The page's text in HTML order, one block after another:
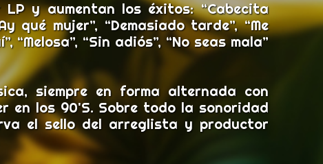
LP y aumentan los éxitos: “Cabecita
qué mujer”, “Demasiado tarde”, “Me
“Melosa”, “Sin adiós”, “No seas mala”
siempre en forma alternada con
en los 90'S. Sobre todo la sonoridad
el sello del arreglista y productor